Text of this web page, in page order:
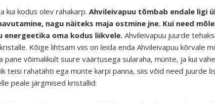
kui kodus olev rahakarp. Ahvileivapuu tõmbab endale ligi
nagu näiteks maja ostmine jne. Kui need
energeetika oma kodus liikvele. Ahvileivapuu juurde
Kõige lihtsam viis on leida enda Ahvileivapuu kõrvale
pane võimalikult suure väärtusega sularaha, münte, ja kui
teisi rahatähti ega münte karpi panna, siis võid need juurde
peale järgmised kristallid: